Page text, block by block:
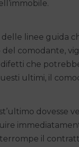
linee guida
comodante,
difetti che
ultimi, il
dovesse
il